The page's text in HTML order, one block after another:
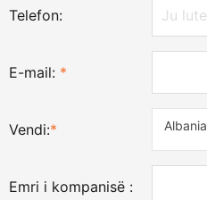
Telefon:
E-mail: *
Vendi:* Albania
Emri i kompanisë :